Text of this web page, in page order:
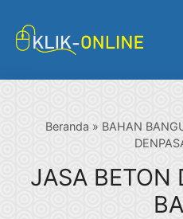
Beranda » BAHAN
JASA BETON